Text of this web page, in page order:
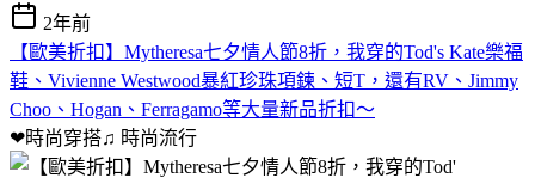
2年前
【歐美折扣】Mytheresa七夕情人節8折，我穿的Tod's Kate樂福
鞋、Vivienne Westwood暴紅珍珠項鍊、短T，還有RV、Jimmy
Choo、Hogan、Ferragamo等大量新品折扣～
❤時尚穿搭♫ 時尚流行